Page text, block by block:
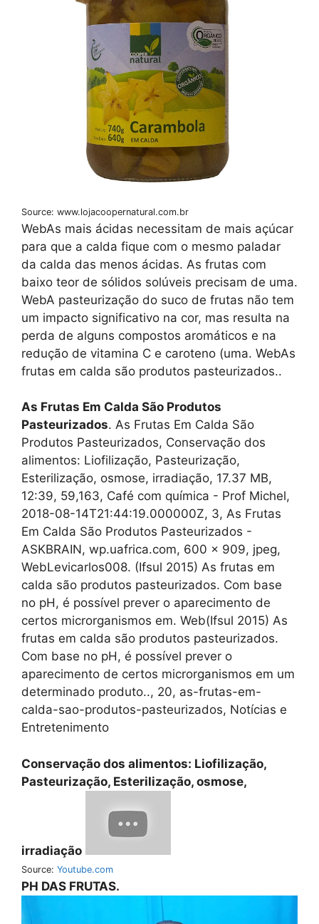
Source: www.lojacoopernatural.com.br
WebAs mais ácidas necessitam de mais açúcar
para que a calda fique com o mesmo paladar
da calda das menos ácidas. As frutas com
baixo teor de sólidos solúveis precisam de uma.
WebA pasteurização do suco de frutas não tem
um impacto significativo na cor, mas resulta na
perda de alguns compostos aromáticos e na
redução de vitamina C e caroteno (uma. WebAs
frutas em calda são produtos pasteurizados..
As Frutas Em Calda São Produtos
Pasteurizados. As Frutas Em Calda São
Produtos Pasteurizados, Conservação dos
alimentos: Liofilização, Pasteurização,
Esterilização, osmose, irradiação, 17.37 MB,
12:39, 59,163, Café com química - Prof Michel,
2018-08-14T21:44:19.000000Z, 3, As Frutas
Em Calda São Produtos Pasteurizados -
ASKBRAIN, wp.uafrica.com, 600 x 909, jpeg,
WebLevicarlos008. (Ifsul 2015) As frutas em
calda são produtos pasteurizados. Com base
no pH, é possível prever o aparecimento de
certos microrganismos em. Web(Ifsul 2015) As
frutas em calda são produtos pasteurizados.
Com base no pH, é possível prever o
aparecimento de certos microrganismos em um
determinado produto.., 20, as-frutas-em-
calda-sao-produtos-pasteurizados, Notícias e
Entretenimento
Conservação dos alimentos: Liofilização,
Pasteurização, Esterilização, osmose,
irradiação
Source: Youtube.com
PH DAS FRUTAS.